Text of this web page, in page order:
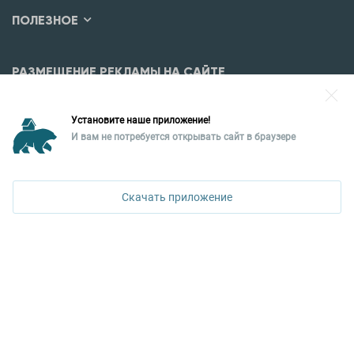
ПОЛЕЗНОЕ
РАЗМЕЩЕНИЕ РЕКЛАМЫ НА САЙТЕ
Уральская палата недвижимости
ул. Горького, 65, 0 подъезд, 3 этаж
Установите наше приложение!
И вам не потребуется открывать сайт в браузере
Скачать приложение